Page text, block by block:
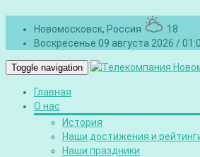
Новомосковск, Россия
18
Воскресенье 09 августа 2026 /
Toggle navigation
Главная
О нас
История
Наши достижения и
Наши праздники